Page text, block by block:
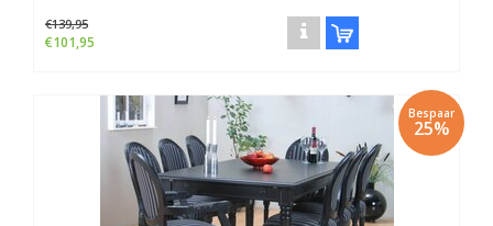
€139,95
€101,95
Bespaar
25%